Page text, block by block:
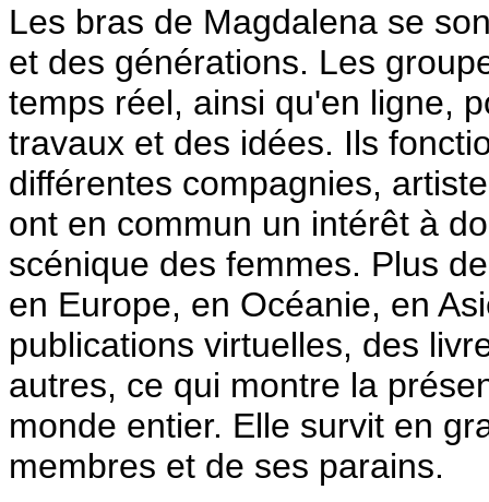
Les bras de Magdalena se
et des générations. Les
temps réel, ainsi qu'en ligne,
travaux et des idées. Ils
différentes compagnies,
ont en commun un intérêt à
scénique des femmes. Plus
en Europe, en Océanie, en
publications virtuelles, des
autres, ce qui montre la
monde entier. Elle survit en
membres et de ses parains.